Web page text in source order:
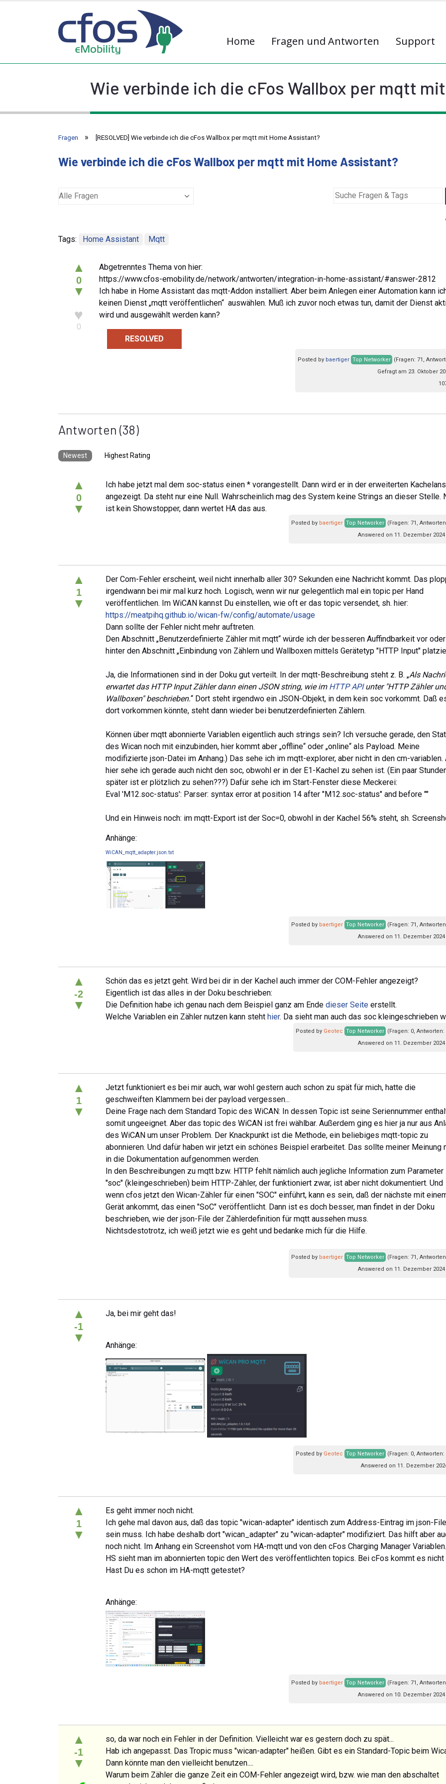
Home Fragen und Antworten Support
Wie verbinde ich die cFos Wallbox per mqtt
Fragen [RESOLVED] Wie verbinde ich die cFos Wallbox per mqtt mit Home Assistant?
Wie verbinde ich die cFos Wallbox per mqtt mit Home Assistant?
Tags: Home Assistant Mqtt
▲
0
▼
♥
0
Abgetrenntes Thema von hier:
https://www.cfos-emobility.de/network/antworten/integration-in-home-assistant/#answer-2812
Ich habe in Home Assistant das mqtt-Addon installiert. Aber beim Anlegen einer Automation kann
keinen Dienst „mqtt veröffentlichen“ auswählen. Muß ich zuvor noch etwas tun, damit der Dienst
wird und ausgewählt werden kann?
RESOLVED
Posted by baertiger Top Networker (Fragen: 71,
Gefragt am 23. Oktober
Antworten (38)
Newest Highest Rating
▲
0
▼
Ich habe jetzt mal dem soc-status einen * vorangestellt. Dann wird er in der erweiterten
angezeigt. Da steht nur eine Null. Wahrscheinlich mag des System keine Strings an dieser Stelle.
ist kein Showstopper, dann wertet HA das aus.
Posted by baertiger Top Networker (Fragen: 71,
Answered on 11. Dezember 2024
▲
1
▼
Der Com-Fehler erscheint, weil nicht innerhalb aller 30? Sekunden eine Nachricht kommt. Das
irgendwann bei mir mal kurz hoch. Logisch, wenn wir nur gelegentlich mal ein topic per Hand
veröffentlichen. Im WiCAN kannst Du einstellen, wie oft er das topic versendet, sh. hier:
https://meatpihq.github.io/wican-fw/config/automate/usage
Dann sollte der Fehler nicht mehr auftreten.
Den Abschnitt „Benutzerdefinierte Zähler mit mqtt“ würde ich der besseren Auffindbarkeit vor oder
hinter den Abschnitt „Einbindung von Zählern und Wallboxen mittels Gerätetyp "HTTP Input"
Ja, die Informationen sind in der Doku gut verteilt. In der mqtt-Beschreibung steht z. B. „Als
erwartet das HTTP Input Zähler dann einen JSON string, wie im HTTP APIunter "HTTP Zähler
Wallboxen" beschrieben.“ Dort steht irgendwo ein JSON-Objekt, in dem kein soc vorkommt. Daß
dort vorkommen könnte, steht dann wieder bei benutzerdefinierten Zählern.
Können über mqtt abonnierte Variablen eigentlich auch strings sein? Ich versuche gerade, den
des Wican noch mit einzubinden, hier kommt aber „offline“ oder „online“ als Payload. Meine
modifizierte json-Datei im Anhang.) Das sehe ich im mqtt-explorer, aber nicht in den cm-variablen.
hier sehe ich gerade auch nicht den soc, obwohl er in der E1-Kachel zu sehen ist. (Ein paar
später ist er plötzlich zu sehen???) Dafür sehe ich im Start-Fenster diese Meckerei:
Eval 'M12.soc-status': Parser: syntax error at position 14 after "M12.soc-status" and before ""
Und ein Hinweis noch: im mqtt-Export ist der Soc=0, obwohl in der Kachel 56% steht, sh.
Anhänge:
WiCAN_mqtt_adapter.json.txt
Posted by baertiger Top Networker (Fragen: 71,
Answered on 11. Dezember 2024
▲
-2
▼
Schön das es jetzt geht. Wird bei dir in der Kachel auch immer der COM-Fehler angezeigt?
Eigentlich ist das alles in der Doku beschrieben:
Die Definition habe ich genau nach dem Beispiel ganz am Ende dieser Seite erstellt.
Welche Variablen ein Zähler nutzen kann steht hier. Da sieht man auch das soc kleingeschrieben
Posted by Geotec Top Networker (Fragen: 0, Antworten:
Answered on 11. Dezember 2024
▲
1
▼
Jetzt funktioniert es bei mir auch, war wohl gestern auch schon zu spät für mich, hatte die
geschweiften Klammern bei der payload vergessen...
Deine Frage nach dem Standard Topic des WiCAN: In dessen Topic ist seine Seriennummer
somit ungeeignet. Aber das topic des WiCAN ist frei wählbar. Außerdem ging es hier ja nur aus
des WiCAN um unser Problem. Der Knackpunkt ist die Methode, ein beliebiges mqtt-topic zu
abonnieren. Und dafür haben wir jetzt ein schönes Beispiel erarbeitet. Das sollte meiner Meinung
in die Dokumentation aufgenommen werden.
In den Beschreibungen zu mqtt bzw. HTTP fehlt nämlich auch jegliche Information zum Parameter
"soc" (kleingeschrieben) beim HTTP-Zähler, der funktioniert zwar, ist aber nicht dokumentiert. Und
wenn cfos jetzt den Wican-Zähler für einen "SOC" einführt, kann es sein, daß der nächste mit
Gerät ankommt, das einen "SoC" veröffentlicht. Dann ist es doch besser, man findet in der Doku
beschrieben, wie der json-File der Zählerdefinition für mqtt aussehen muss.
Nichtsdestotrotz, ich weiß jetzt wie es geht und bedanke mich für die Hilfe.
Posted by baertiger Top Networker (Fragen: 71,
Answered on 11. Dezember 2024
▲
-1
▼
Ja, bei mir geht das!
Anhänge:
Posted by Geotec Top Networker (Fragen: 0, Antworten:
Answered on 11. Dezember
▲
1
▼
Es geht immer noch nicht.
Ich gehe mal davon aus, daß das topic "wican-adapter" identisch zum Address-Eintrag im json-File
sein muss. Ich habe deshalb dort "wican_adapter" zu "wican-adapter" modifiziert. Das hilft aber
noch nicht. Im Anhang ein Screenshot vom HA-mqtt und von den cFos Charging Manager
HS sieht man im abonnierten topic den Wert des veröffentlichten topics. Bei cFos kommt es nicht
Hast Du es schon im HA-mqtt getestet?
Anhänge:
Posted by baertiger Top Networker (Fragen: 71,
Answered on 10. Dezember 2024
▲
-1
▼
so, da war noch ein Fehler in der Definition. Vielleicht war es gestern doch zu spät...
Hab ich angepasst. Das Tropic muss "wican-adapter" heißen. Gibt es ein Standard-Topic beim
Dann könnte man den vielleicht benutzen....
Warum beim Zähler die ganze Zeit ein COM-Fehler angezeigt wird, bzw. wie man den abschaltet